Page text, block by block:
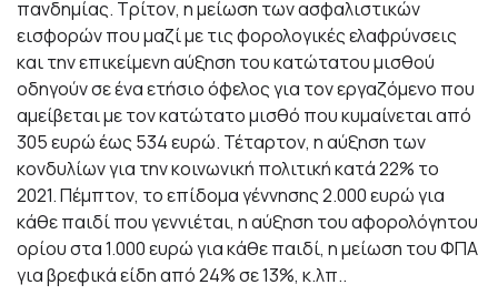
πανδημίας. Τρίτον, η μείωση των ασφαλιστικών
εισφορών που μαζί με τις φορολογικές ελαφρύνσεις
και την επικείμενη αύξηση του κατώτατου μισθού
οδηγούν σε ένα ετήσιο όφελος για τον εργαζόμενο που
αμείβεται με τον κατώτατο μισθό που κυμαίνεται από
305 ευρώ έως 534 ευρώ. Τέταρτον, η αύξηση των
κονδυλίων για την κοινωνική πολιτική κατά 22% το
2021. Πέμπτον, το επίδομα γέννησης 2.000 ευρώ για
κάθε παιδί που γεννιέται, η αύξηση του αφορολόγητου
ορίου στα 1.000 ευρώ για κάθε παιδί, η μείωση του ΦΠΑ
για βρεφικά είδη από 24% σε 13%, κ.λπ..